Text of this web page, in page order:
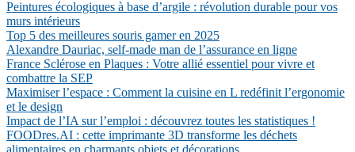
Peintures écologiques à base d’argile : révolution durable pour vos
murs intérieurs
Top 5 des meilleures souris gamer en 2025
Alexandre Dauriac, self-made man de l’assurance en ligne
France Sclérose en Plaques : Votre allié essentiel pour vivre et
combattre la SEP
Maximiser l’espace : Comment la cuisine en L redéfinit l’ergonomie
et le design
Impact de l’IA sur l’emploi : découvrez toutes les statistiques !
FOODres.AI : cette imprimante 3D transforme les déchets
alimentaires en charmants objets et décorations